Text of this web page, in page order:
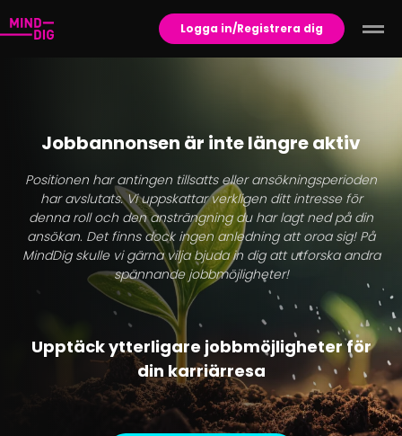
Logga in/Registrera dig
Jobbannonsen är inte längre aktiv
Positionen har antingen tillsatts eller ansökningsperioden
har avslutats. Vi uppskattar verkligen ditt intresse för
denna roll och den ansträngning du har lagt ned på din
ansökan. Det finns dock ingen anledning att oroa sig! På
MindDig skulle vi gärna vilja bjuda in dig att utforska andra
spännande jobbmöjligheter!
Upptäck ytterligare jobbmöjligheter för
din karriärresa